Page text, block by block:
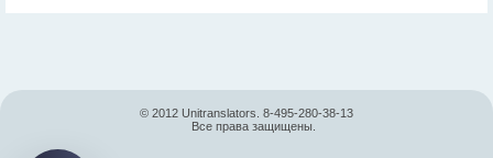
© 2012 Unitranslators. 8-495-280-38-13
Все права защищены.